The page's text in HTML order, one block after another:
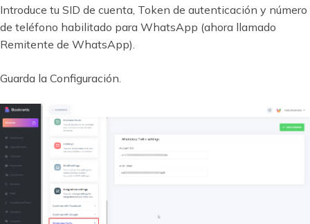
Introduce tu SID de cuenta, Token de autenticación y número
de teléfono habilitado para WhatsApp (ahora llamado
Remitente de WhatsApp).
Guarda la Configuración.